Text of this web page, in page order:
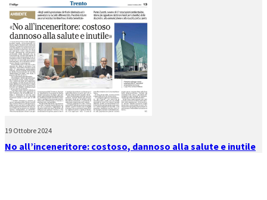
19 Ottobre 2024
No all’inceneritore: costoso, dannoso alla salute e inutile